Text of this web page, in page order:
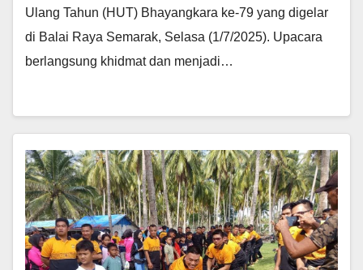
Ulang Tahun (HUT) Bhayangkara ke-79 yang digelar
di Balai Raya Semarak, Selasa (1/7/2025). Upacara
berlangsung khidmat dan menjadi…